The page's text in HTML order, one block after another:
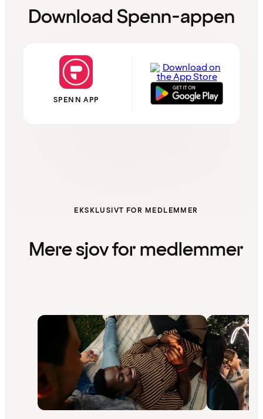
Download Spenn-appen
SPENN APP
EKSKLUSIVT FOR MEDLEMMER
Mere sjov for medlemmer